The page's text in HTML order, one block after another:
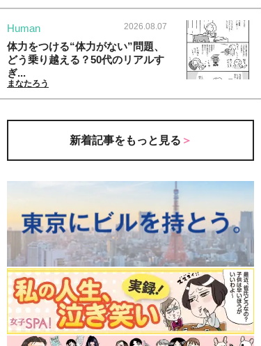
Human 2026.08.07
体力をつける“体力がない”問題、
どう乗り越える？50代のリアルす
ぎ...
まなたろう
新着記事をもっと見る